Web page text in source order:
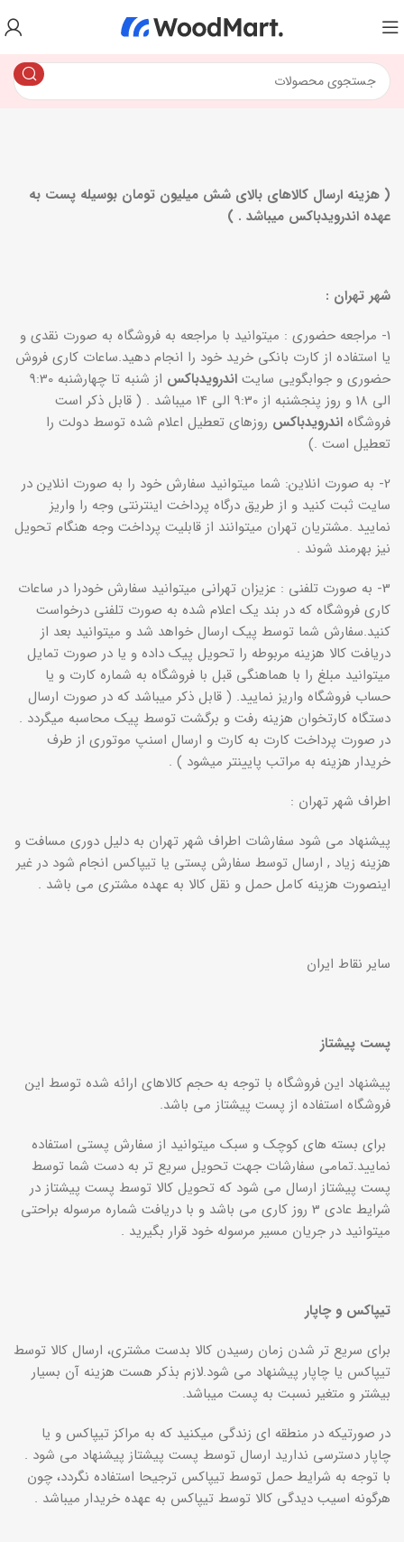
( هزینه ارسال کالاهای بالای شش میلیون تومان بوسیله پست به
عهده اندرویدباکس میباشد . )
شهر تهران :
1- مراجعه حضوری : میتوانید با مراجعه به فروشگاه به صورت نقدی و
یا استفاده از کارت بانکی خرید خود را انجام دهید.ساعات کاری فروش
حضوری و جوابگویی سایت اندرویدباکس
از شنبه تا چهارشنبه 9:30
الی 18 و روز پنجشنبه از 9:30 الی 14 میباشد .
( قابل ذکر است
فروشگاه اندرویدباکس روزهای تعطیل اعلام شده توسط دولت را
تعطیل است .)
2- به صورت انلاین: شما میتوانید سفارش خود را به صورت انلاین در
سایت ثبت کنید و از طریق درگاه پرداخت اینترنتی وجه را واریز
نمایید .مشتریان تهران میتوانند از قابلیت پرداخت وجه هنگام تحویل
نیز بهرمند شوند .
3- به صورت تلفنی : عزیزان تهرانی میتوانید سفارش خودرا در ساعات
کاری فروشگاه که در بند یک اعلام شده به صورت تلفنی درخواست
کنید.سفارش شما توسط پیک ارسال خواهد شد و میتوانید بعد از
دریافت کالا هزینه مربوطه را تحویل پیک داده و یا در صورت تمایل
میتوانید مبلغ را با هماهنگی قبل با فروشگاه به شماره کارت و یا
حساب فروشگاه واریز نمایید. ( قابل ذکر میباشد که در صورت ارسال
دستگاه کارتخوان هزینه رفت و برگشت توسط پیک محاسبه میگردد .
در صورت پرداخت کارت به کارت و ارسال اسنپ موتوری از طرف
خریدار هزینه به مراتب پایینتر میشود ) .
اطراف شهر تهران :
پیشنهاد می شود سفارشات اطراف شهر تهران به دلیل دوری مسافت و
هزینه زیاد , ارسال توسط سفارش پستی یا تیپاکس انجام شود در غیر
اینصورت هزینه کامل حمل و نقل کالا به عهده مشتری می باشد .
سایر نقاط ایران
پست پیشتاز
پیشنهاد این فروشگاه با توجه به حجم کالاهای ارائه شده توسط این
فروشگاه استفاده از پست پیشتاز می باشد.
برای بسته های کوچک و سبک میتوانید از سفارش پستی استفاده
نمایید.تمامی سفارشات جهت تحویل سریع تر به دست شما توسط
پست پیشتاز ارسال می شود که تحویل کالا توسط پست پیشتاز در
شرایط عادی 3 روز کاری می باشد و با دریافت شماره مرسوله براحتی
میتوانید در جریان مسیر مرسوله خود قرار بگیرید .
تیپاکس و چاپار
برای سریع تر شدن زمان رسیدن کالا بدست مشتری، ارسال کالا توسط
تیپاکس یا چاپار پیشنهاد می شود.لازم بذکر هست هزینه آن بسیار
بیشتر و متغیر نسبت به پست میباشد.
در صورتیکه در منطقه ای زندگی میکنید که به مراکز تیپاکس و یا
چاپار دسترسی ندارید ارسال توسط پست پیشتاز پیشنهاد می شود .
با توجه به شرایط حمل توسط تیپاکس ترجیحا استفاده نگردد، چون
هرگونه اسیب دیدگی کالا توسط تیپاکس به عهده خریدار میباشد .